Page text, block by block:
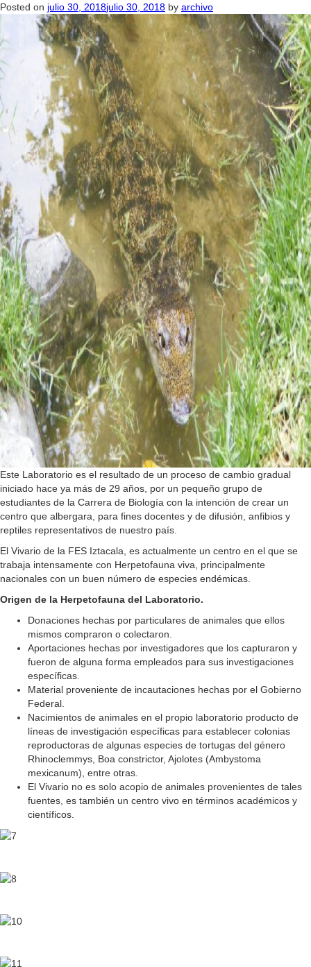
Posted on julio 30, 2018julio 30, 2018 by archivo
Este Laboratorio es el resultado de un proceso de cambio gradual
iniciado hace ya más de 29 años, por un pequeño grupo de
estudiantes de la Carrera de Biología con la intención de crear un
centro que albergara, para fines docentes y de difusión, anfibios y
reptiles representativos de nuestro país.
El Vivario de la FES Iztacala, es actualmente un centro en el que se
trabaja intensamente con Herpetofauna viva, principalmente
nacionales con un buen número de especies endémicas.
Origen de la Herpetofauna del Laboratorio.
Donaciones hechas por particulares de animales que ellos
mismos compraron o colectaron.
Aportaciones hechas por investigadores que los capturaron y
fueron de alguna forma empleados para sus investigaciones
específicas.
Material proveniente de incautaciones hechas por el Gobierno
Federal.
Nacimientos de animales en el propio laboratorio producto de
líneas de investigación específicas para establecer colonias
reproductoras de algunas especies de tortugas del género
Rhinoclemmys, Boa constrictor, Ajolotes (Ambystoma
mexicanum), entre otras.
El Vivario no es solo acopio de animales provenientes de tales
fuentes, es también un centro vivo en términos académicos y
científicos.